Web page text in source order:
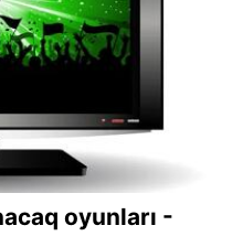
oyunları -